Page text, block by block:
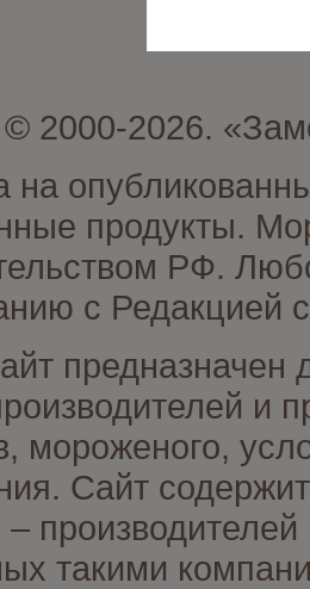
2000-2026.
на
продукты.
РФ.
с Редакцией
предназначен
и
мороженого,
Сайт
такими